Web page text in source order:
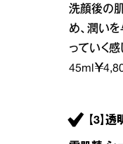
洗顔後の
め、潤いを
っていく感
45ml￥
【3】